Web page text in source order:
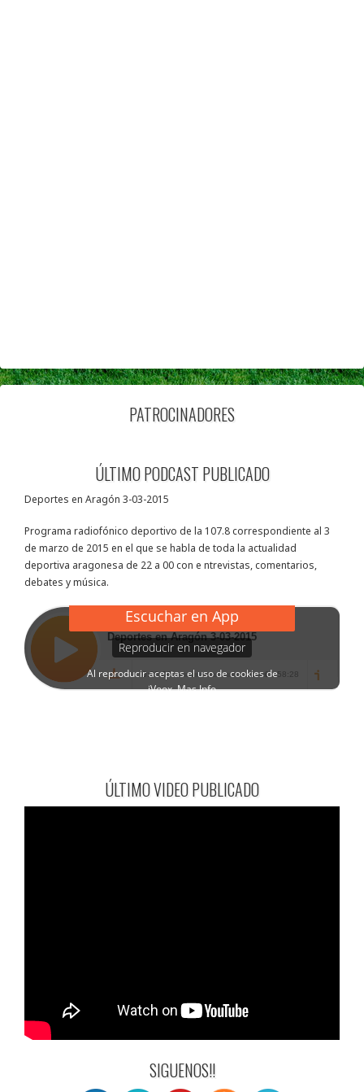
PATROCINADORES
ÚLTIMO PODCAST PUBLICADO
Deportes en Aragón 3-03-2015
Programa radiofónico deportivo de la 107.8 correspondiente al 3
de marzo de 2015 en el que se habla de toda la actualidad
deportiva aragonesa de 22 a 00 con e ntrevistas, comentarios,
debates y música.
ÚLTIMO VIDEO PUBLICADO
SIGUENOS!!